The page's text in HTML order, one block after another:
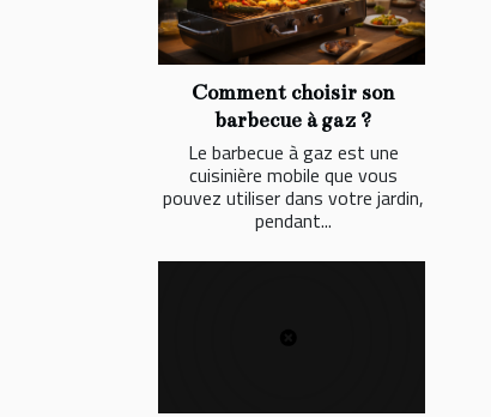
Comment choisir son
barbecue à gaz ?
Le barbecue à gaz est une
cuisinière mobile que vous
pouvez utiliser dans votre jardin,
pendant...